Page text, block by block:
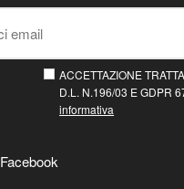
ACCETTAZIONE
D.L. N.196/03 E GDPR
informativa
Facebook